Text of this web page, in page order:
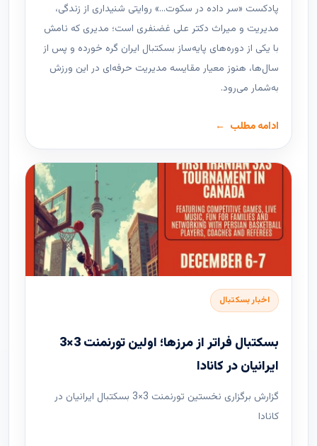
پادکست «سر داده در سکوت…» روایتی شنیداری از زندگی،
مدیریت و میراث دکتر علی غضنفری است؛ مدیری که نامش
با یکی از دوره‌های پایه‌ساز بسکتبال ایران گره خورده و پس از
سال‌ها، هنوز معیار مقایسه مدیریت حرفه‌ای در این ورزش
به‌شمار می‌رود.
ادامه مطلب
اخبار بسکتبال
بسکتبال فراتر از مرزها؛ اولین تورنمنت 3×3
ایرانیان در کانادا
گزارش برگزاری نخستین تورنمنت 3×3 بسکتبال ایرانیان در
کانادا